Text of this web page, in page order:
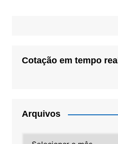
Cotação em tempo real
Arquivos